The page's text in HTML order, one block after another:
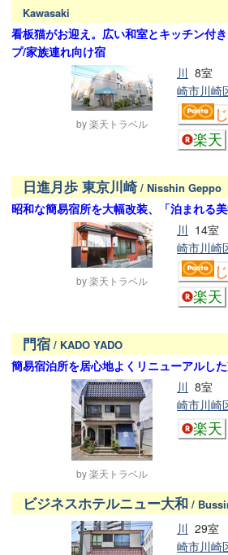
Kawasaki
看板猫がお迎え。広い和室とキッチン付
プ/家族連れ向け宿
by 楽天トラベル
8室
川
崎市川崎
楽天
日進月歩 東京川崎/ Nisshin Geppo
昭和な簡易宿所を大幅改装、「泊まれる
by 楽天トラベル
14室
川
崎市川崎
楽天
門宿 / KADO YADO
簡易宿泊所を居心地よくリニューアルし
by 楽天トラベル
8室
川
崎市川崎
楽天
ビジネスホテルニュー大和 /
29室
川
崎市川崎